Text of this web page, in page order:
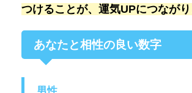
つけることが、運気UPにつながり
あなたと相性の良い数字